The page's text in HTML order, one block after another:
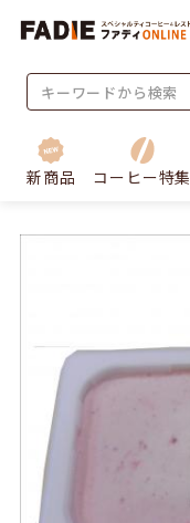
新商品 コーヒー特集